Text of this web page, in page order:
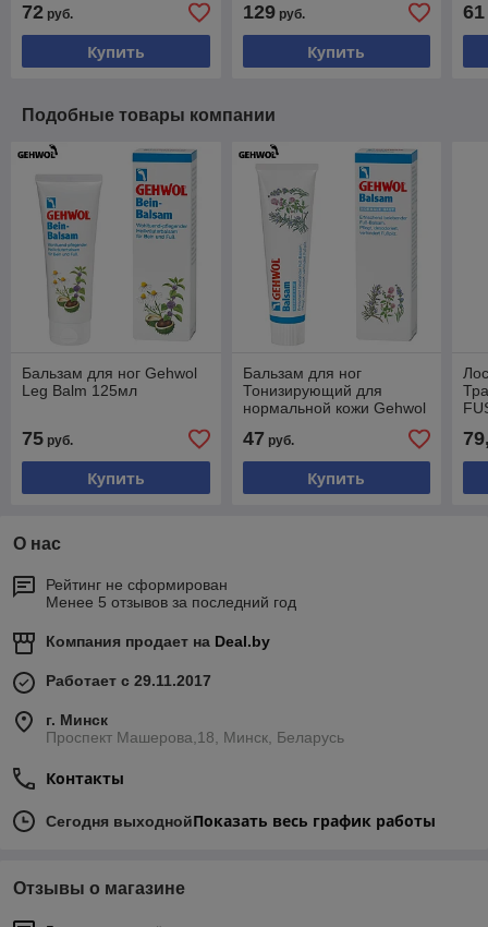
72 руб.
Купить
129руб.
Купить
61
Подобные товары компании
Бальзам для ног Gehwol
Leg Balm 125мл
75 руб.
Купить
Бальзам для ног
Тонизирующий для
нормальной кожи Gehwol
47 руб.
Купить
О нас
Рейтинг не сформирован
Менее 5 отзывов за последний год
Компания продает на Deal.by
Работает с 29.11.2017
г. Минск
Проспект Машерова,18, Минск, Беларусь
Контакты
Сегодня выходнойПоказать весь график работы
Отзывы о магазине